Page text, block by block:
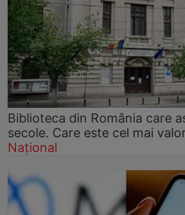
Biblioteca din România care
secole. Care este cel mai
Național